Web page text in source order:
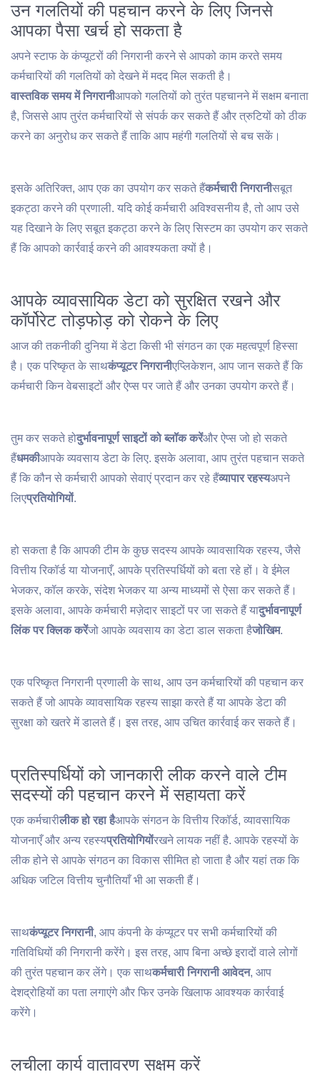
उन गलतियों की पहचान करने के लिए जिनसे
आपका पैसा खर्च हो सकता है
अपने स्टाफ के कंप्यूटरों की निगरानी करने से आपको काम करते समय
कर्मचारियों की गलतियों को देखने में मदद मिल सकती है।
वास्तविक समय में निगरानीआपको गलतियों को तुरंत पहचानने में सक्षम बनाता
है, जिससे आप तुरंत कर्मचारियों से संपर्क कर सकते हैं और त्रुटियों को ठीक
करने का अनुरोध कर सकते हैं ताकि आप महंगी गलतियों से बच सकें।
इसके अतिरिक्त, आप एक का उपयोग कर सकते हैंकर्मचारी निगरानीसबूत
इकट्ठा करने की प्रणाली. यदि कोई कर्मचारी अविश्वसनीय है, तो आप उसे
यह दिखाने के लिए सबूत इकट्ठा करने के लिए सिस्टम का उपयोग कर सकते
हैं कि आपको कार्रवाई करने की आवश्यकता क्यों है।
आपके व्यावसायिक डेटा को सुरक्षित रखने और
कॉर्पोरेट तोड़फोड़ को रोकने के लिए
आज की तकनीकी दुनिया में डेटा किसी भी संगठन का एक महत्वपूर्ण हिस्सा
है। एक परिष्कृत के साथकंप्यूटर निगरानीएप्लिकेशन, आप जान सकते हैं कि
कर्मचारी किन वेबसाइटों और ऐप्स पर जाते हैं और उनका उपयोग करते हैं।
तुम कर सकते होदुर्भावनापूर्ण साइटों को ब्लॉक करेंऔर ऐप्स जो हो सकते
हैंधमकीआपके व्यवसाय डेटा के लिए. इसके अलावा, आप तुरंत पहचान सकते
हैं कि कौन से कर्मचारी आपको सेवाएं प्रदान कर रहे हैंव्यापार रहस्यअपने
लिएप्रतियोगियों.
हो सकता है कि आपकी टीम के कुछ सदस्य आपके व्यावसायिक रहस्य, जैसे
वित्तीय रिकॉर्ड या योजनाएँ, आपके प्रतिस्पर्धियों को बता रहे हों। वे ईमेल
भेजकर, कॉल करके, संदेश भेजकर या अन्य माध्यमों से ऐसा कर सकते हैं।
इसके अलावा, आपके कर्मचारी मज़ेदार साइटों पर जा सकते हैं यादुर्भावनापूर्ण
लिंक पर क्लिक करेंजो आपके व्यवसाय का डेटा डाल सकता हैजोखिम.
एक परिष्कृत निगरानी प्रणाली के साथ, आप उन कर्मचारियों की पहचान कर
सकते हैं जो आपके व्यावसायिक रहस्य साझा करते हैं या आपके डेटा की
सुरक्षा को खतरे में डालते हैं। इस तरह, आप उचित कार्रवाई कर सकते हैं।
प्रतिस्पर्धियों को जानकारी लीक करने वाले टीम
सदस्यों की पहचान करने में सहायता करें
एक कर्मचारीलीक हो रहा हैआपके संगठन के वित्तीय रिकॉर्ड, व्यावसायिक
योजनाएँ और अन्य रहस्यप्रतियोगियोंरखने लायक नहीं है. आपके रहस्यों के
लीक होने से आपके संगठन का विकास सीमित हो जाता है और यहां तक ​​कि
अधिक जटिल वित्तीय चुनौतियाँ भी आ सकती हैं।
साथकंप्यूटर निगरानी, आप कंपनी के कंप्यूटर पर सभी कर्मचारियों की
गतिविधियों की निगरानी करेंगे। इस तरह, आप बिना अच्छे इरादों वाले लोगों
की तुरंत पहचान कर लेंगे। एक साथकर्मचारी निगरानी आवेदन, आप
देशद्रोहियों का पता लगाएंगे और फिर उनके खिलाफ आवश्यक कार्रवाई
करेंगे।
लचीला कार्य वातावरण सक्षम करें